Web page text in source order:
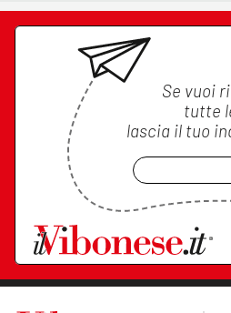
Se vuoi
tutte
lascia il tuo